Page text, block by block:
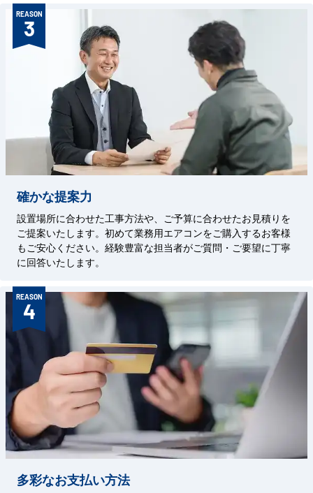
REASON
3
確かな提案力
設置場所に合わせた工事方法や、ご予算に合わせたお見積りを
ご提案いたします。初めて業務用エアコンをご購入するお客様
もご安心ください。経験豊富な担当者がご質問・ご要望に丁寧
に回答いたします。
REASON
4
多彩なお支払い方法